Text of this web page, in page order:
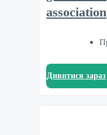
association
Дивитися зараз